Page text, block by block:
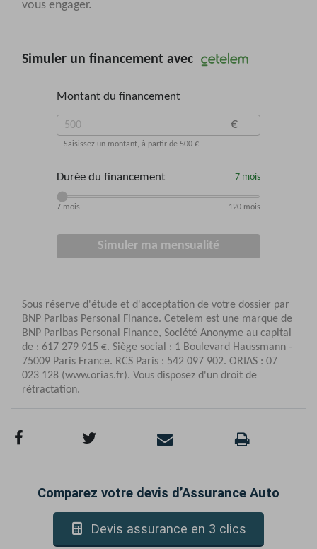
Comparez votre devis d’Assurance Auto
Devis assurance en 3 clics